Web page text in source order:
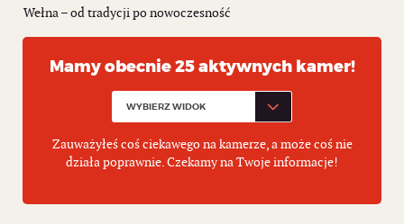
Wełna – od tradycji po nowoczesność
Mamy obecnie 25 aktywnych kamer!
Zauważyłeś coś ciekawego na kamerze, a może coś nie
działa poprawnie. Czekamy na Twoje informacje!